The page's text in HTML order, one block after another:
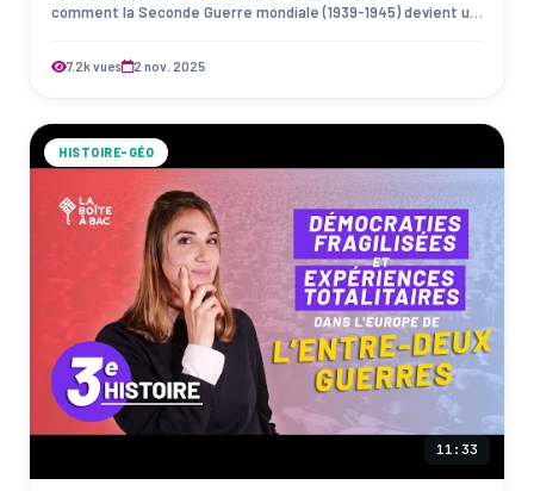
comment la Seconde Guerre mondiale (1939-1945) devient un
7.2k vues 2 nov. 2025
HISTOIRE-GÉO
11:33